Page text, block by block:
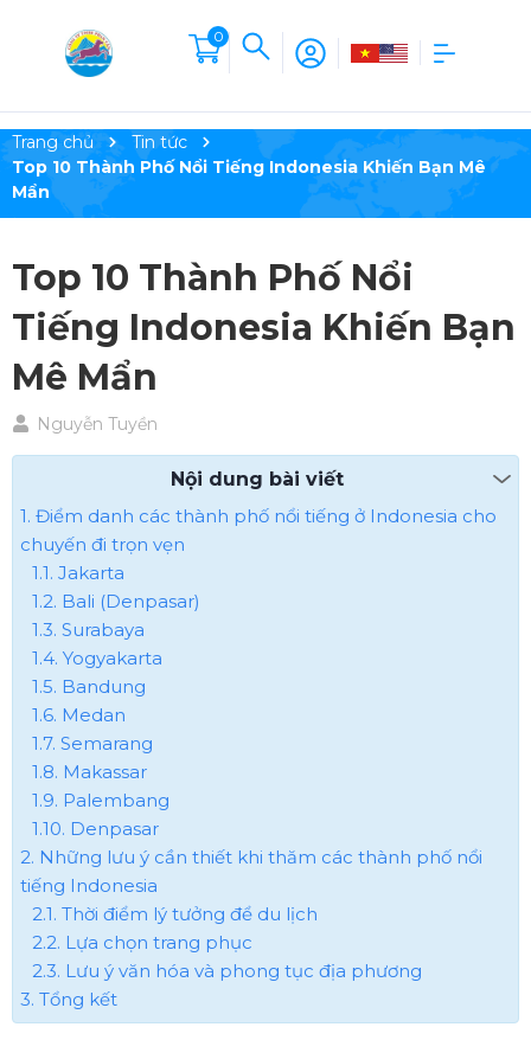
0
Trang chủ
Tin tức
Top 10 Thành Phố Nổi Tiếng Indonesia Khiến Bạn Mê
Mẩn
Top 10 Thành Phố Nổi
Tiếng Indonesia Khiến Bạn
Mê Mẩn
Nguyễn Tuyền
Nội dung bài viết
1. Điểm danh các thành phố nổi tiếng ở Indonesia cho
chuyến đi trọn vẹn
1.1. Jakarta
1.2. Bali (Denpasar)
1.3. Surabaya
1.4. Yogyakarta
1.5. Bandung
1.6. Medan
1.7. Semarang
1.8. Makassar
1.9. Palembang
1.10. Denpasar
2. Những lưu ý cần thiết khi thăm các thành phố nổi
tiếng Indonesia
2.1. Thời điểm lý tưởng để du lịch
2.2. Lựa chọn trang phục
2.3. Lưu ý văn hóa và phong tục địa phương
3. Tổng kết